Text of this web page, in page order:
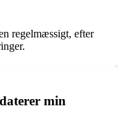
regelmæssigt, efter
min